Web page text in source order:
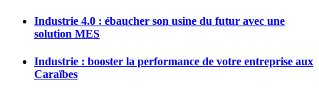
Industrie 4.0 : ébaucher son usine du futur avec une
solution MES
Industrie : booster la performance de votre entreprise aux
Caraïbes